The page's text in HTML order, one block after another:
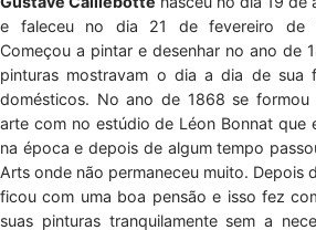
e faleceu no dia 21 de fevereiro de
Começou a pintar e desenhar no ano de
pinturas mostravam o dia a dia de sua
domésticos. No ano de 1868 se formou
arte com no estúdio de Léon Bonnat que
na época e depois de algum tempo
Arts onde não permaneceu muito. Depois
ficou com uma boa pensão e isso fez
suas pinturas tranquilamente sem a